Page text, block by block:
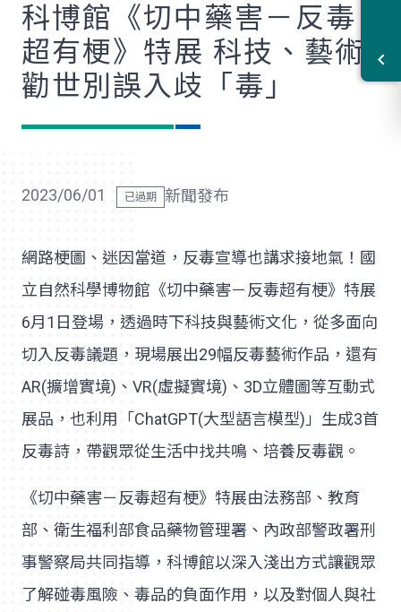
科博館《切中藥害－反毒
超有梗》特展 科技、藝術
勸世別誤入歧「毒」
2023/06/01 新聞發布
網路梗圖、迷因當道，反毒宣導也講求接地氣！國
立自然科學博物館《切中藥害－反毒超有梗》特展
6月1日登場，透過時下科技與藝術文化，從多面向
切入反毒議題，現場展出29幅反毒藝術作品，還有
AR(擴增實境)、VR(虛擬實境)、3D立體圖等互動式
展品，也利用「ChatGPT(大型語言模型)」生成3首
反毒詩，帶觀眾從生活中找共鳴、培養反毒觀。
《切中藥害－反毒超有梗》特展由法務部、教育
部、衛生福利部食品藥物管理署、內政部警政署刑
事警察局共同指導，科博館以深入淺出方式讓觀眾
了解碰毒風險、毒品的負面作用，以及對個人與社